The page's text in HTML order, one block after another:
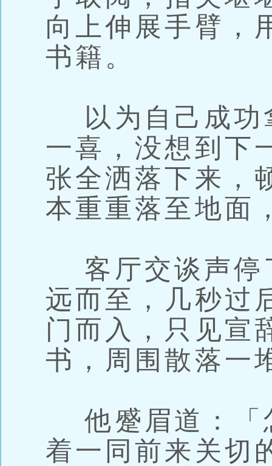
向上伸展手臂，
书籍。
以为自己成功
一喜，没想到下
张全洒落下来，
本重重落至地面
客厅交谈声停
远而至，几秒过
门而入，只见宣
书，周围散落一
他蹙眉道：「
着一同前来关切